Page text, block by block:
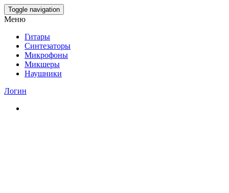
Skip
to
content
Toggle navigation
Меню
Гитары
Синтезаторы
Микрофоны
Микшеры
Наушники
Логин